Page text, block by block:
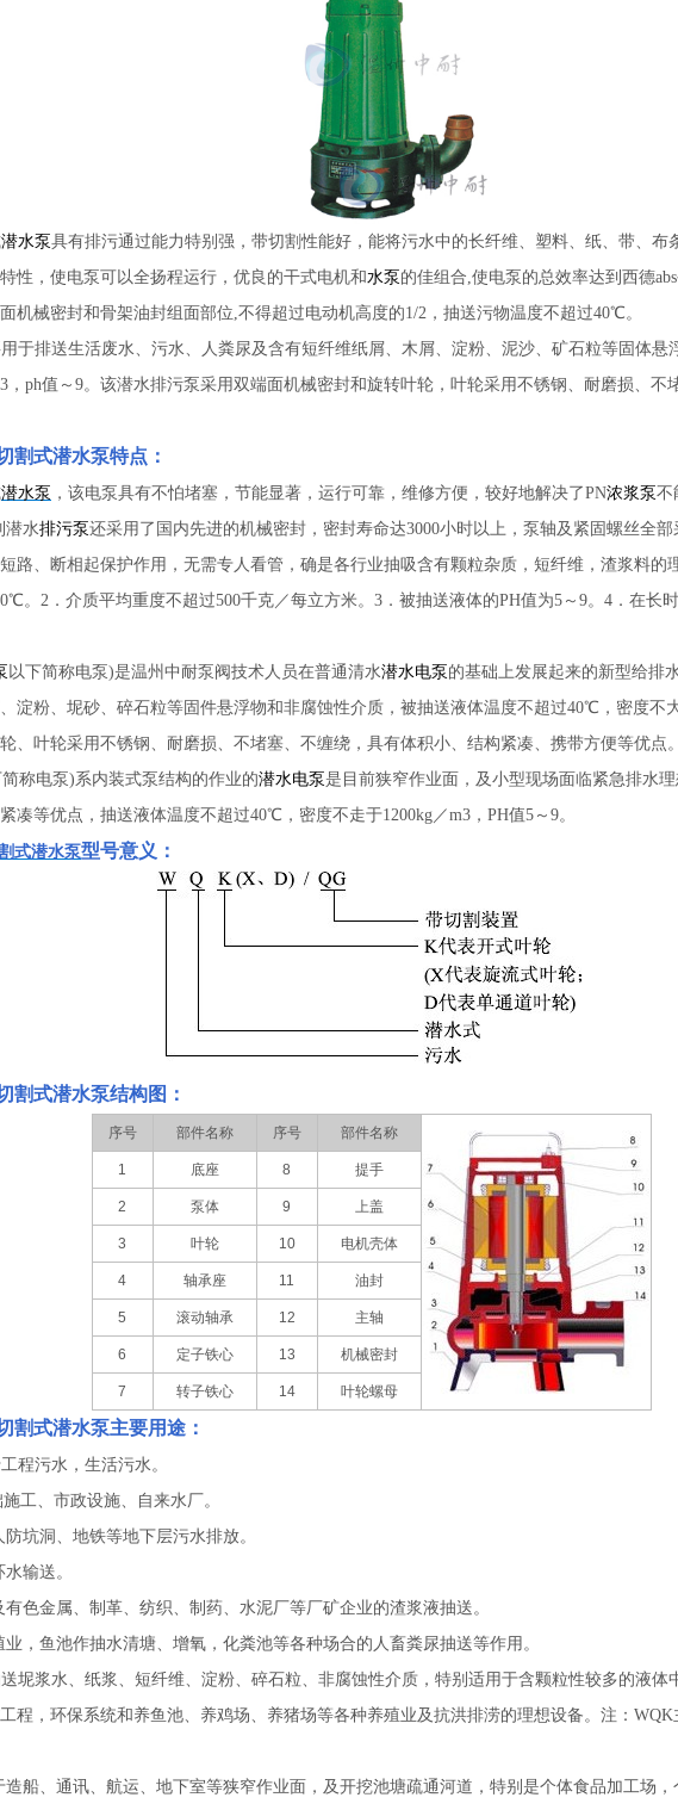
潜水泵具有排污通过能力特别强，带切割性能好，能将污水中的长纤维、塑料、纸、带、布
性，使电泵可以全扬程运行，优良的干式电机和水泵 的佳组合,使电泵的总效率达到西德
机械密封和骨架油封组面部位,不得超过电动机高度的1/2，抽送污物温度不超过40℃。
于排送生活废水、污水、人粪尿及含有短纤维纸屑、木屑、淀粉、泥沙、矿石粒等固体悬
，ph值～9。该潜水排污泵采用双端面机械密封和旋转叶轮，叶轮采用不锈钢、耐磨损、不
割式潜水泵特点：
潜水泵 ，该电泵具有不怕堵塞，节能显著，运行可靠，维修方便，较好地解决了PN浓浆泵不
潜水排污泵还采用了国内先进的机械密封，密封寿命达3000小时以上，泵轴及紧固螺丝全
路、断相起保护作用，无需专人看管，确是各行业抽吸含有颗粒杂质，短纤维，渣浆料的
。2．介质平均重度不超过500千克／每立方米。3．被抽送液体的PH值为5～9。4．在长
以下简称电泵)是温州中耐泵阀技术人员在普通清水潜水电泵 的基础上发展起来的新型给排
淀粉、坭砂、碎石粒等固件悬浮物和非腐蚀性介质，被抽送液体温度不超过40℃，密度不
、叶轮采用不锈钢、耐磨损、不堵塞、不缠绕，具有体积小、结构紧凑、携带方便等优点。
称电泵)系内装式泵结构的作业的潜水电泵是目前狭窄作业面，及小型现场面临紧急排水
凑等优点，抽送液体温度不超过40℃，密度不走于1200kg／m3，PH值5～9。
式潜水泵型号意义：
割式潜水泵结构图：
序号 部件名称 序号 部件名称
1 底座 8 提手
2 泵体 9 上盖
3 叶轮 10 电机壳体
4 轴承座 11 油封
5 滚动轴承 12 主轴
6 定子铁心 13 机械密封
7 转子铁心 14 叶轮螺母
割式潜水泵主要用途：
程污水，生活污水。
工、市政设施、自来水厂。
坑洞、地铁等地下层污水排放。
输送。
色金属、制革、纺织、制药、水泥厂等厂矿企业的渣浆液抽送。
，鱼池作抽水清塘、增氧，化粪池等各种场合的人畜粪尿抽送等作用。
坭浆水、纸浆、短纤维、淀粉、碎石粒、非腐蚀性介质，特别适用于含颗粒性较多的液体
程，环保系统和养鱼池、养鸡场、养猪场等各种养殖业及抗洪排涝的理想设备。注：
造船、通讯、航运、地下室等狭窄作业面，及开挖池塘疏通河道，特别是个体食品加工场